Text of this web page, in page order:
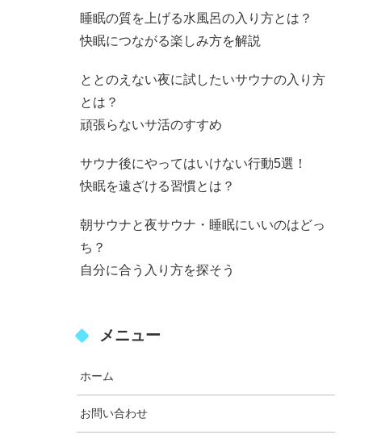
睡眠の質を上げる水風呂の入り方とは？
快眠につながる楽しみ方を解説
ととのえない夜に試したいサウナの入り方
とは？
頑張らないサ活のすすめ
サウナ後にやってはいけない行動5選！
快眠を遠ざける習慣とは？
朝サウナと夜サウナ・睡眠にいいのはどっ
ち？
自分に合う入り方を探そう
メニュー
ホーム
お問い合わせ